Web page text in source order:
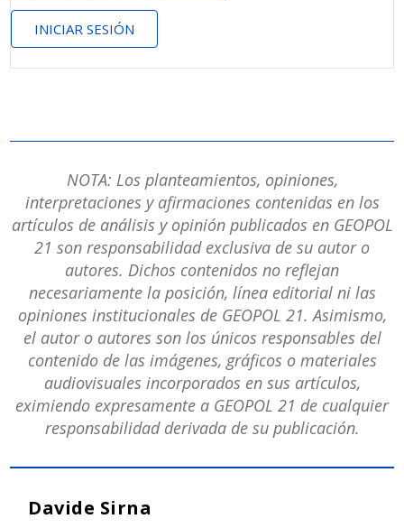
INICIAR SESIÓN
NOTA: Los planteamientos, opiniones,
interpretaciones y afirmaciones contenidas en los
artículos de análisis y opinión publicados en GEOPOL
21 son responsabilidad exclusiva de su autor o
autores. Dichos contenidos no reflejan
necesariamente la posición, línea editorial ni las
opiniones institucionales de GEOPOL 21. Asimismo,
el autor o autores son los únicos responsables del
contenido de las imágenes, gráficos o materiales
audiovisuales incorporados en sus artículos,
eximiendo expresamente a GEOPOL 21 de cualquier
responsabilidad derivada de su publicación.
Davide Sirna